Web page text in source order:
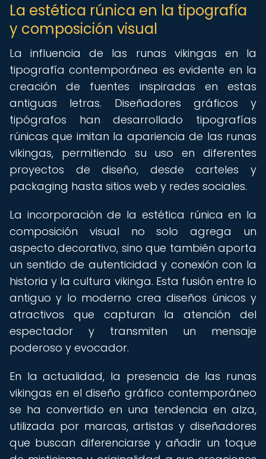
La estética rúnica en la tipografía
y composición visual
La influencia de las runas vikingas en la
tipografía contemporánea es evidente en la
creación de fuentes inspiradas en estas
antiguas letras. Diseñadores gráficos y
tipógrafos han desarrollado tipografías
rúnicas que imitan la apariencia de las runas
vikingas, permitiendo su uso en diferentes
proyectos de diseño, desde carteles y
packaging hasta sitios web y redes sociales.
La incorporación de la estética rúnica en la
composición visual no solo agrega un
aspecto decorativo, sino que también aporta
un sentido de autenticidad y conexión con la
historia y la cultura vikinga. Esta fusión entre lo
antiguo y lo moderno crea diseños únicos y
atractivos que capturan la atención del
espectador y transmiten un mensaje
poderoso y evocador.
En la actualidad, la presencia de las runas
vikingas en el diseño gráfico contemporáneo
se ha convertido en una tendencia en alza,
utilizada por marcas, artistas y diseñadores
que buscan diferenciarse y añadir un toque